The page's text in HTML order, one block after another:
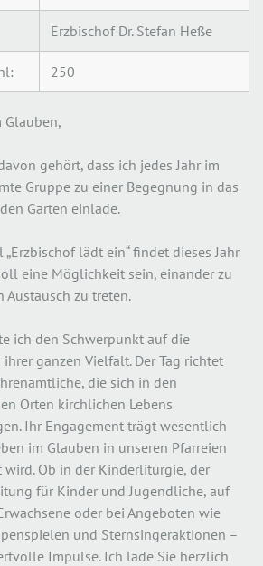
Erzbischof Dr. Stefan Heße
250
Glauben,
gehört, dass ich jedes Jahr im
Gruppe zu einer Begegnung in das
Garten einlade.
lädt ein“ findet dieses Jahr
eine Möglichkeit sein, einander zu
zu treten.
ich den Schwerpunkt auf die
ganzen Vielfalt. Der Tag richtet
die sich in den
Orten kirchlichen Lebens
Ihr Engagement trägt wesentlich
im Glauben in unseren Pfarreien
Ob in der Kinderliturgie, der
für Kinder und Jugendliche, auf
oder bei Angeboten wie
und Sternsingeraktionen –
Impulse. Ich lade Sie herzlich